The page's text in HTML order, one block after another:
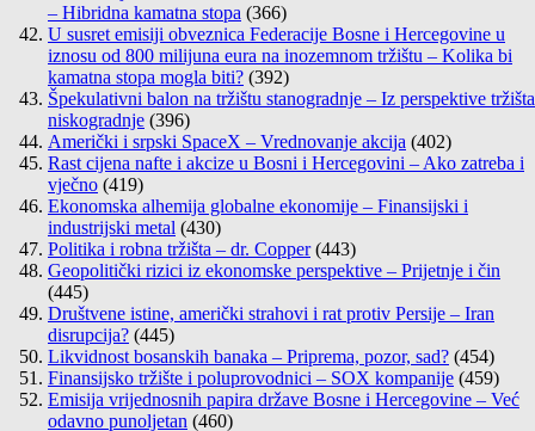
– Hibridna kamatna stopa (366)
U susret emisiji obveznica Federacije Bosne i Hercegovine u
iznosu od 800 milijuna eura na inozemnom tržištu – Kolika bi
kamatna stopa mogla biti? (392)
Špekulativni balon na tržištu stanogradnje – Iz perspektive tržišta
niskogradnje (396)
Američki i srpski SpaceX – Vrednovanje akcija (402)
Rast cijena nafte i akcize u Bosni i Hercegovini – Ako zatreba i
vječno (419)
Ekonomska alhemija globalne ekonomije – Finansijski i
industrijski metal (430)
Politika i robna tržišta – dr. Copper (443)
Geopolitički rizici iz ekonomske perspektive – Prijetnje i čin
(445)
Društvene istine, američki strahovi i rat protiv Persije – Iran
disrupcija? (445)
Likvidnost bosanskih banaka – Priprema, pozor, sad? (454)
Finansijsko tržište i poluprovodnici – SOX kompanije (459)
Emisija vrijednosnih papira države Bosne i Hercegovine – Već
odavno punoljetan (460)